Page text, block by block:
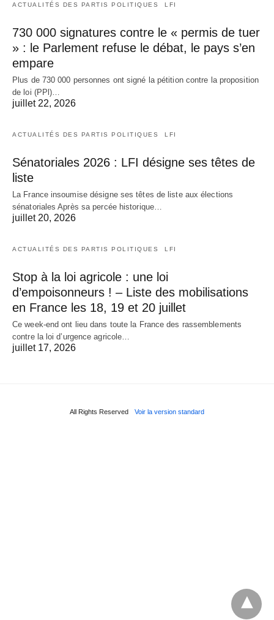
ACTUALITÉS DES PARTIS POLITIQUES LFI
730 000 signatures contre le « permis de tuer
» : le Parlement refuse le débat, le pays s’en
empare
Plus de 730 000 personnes ont signé la pétition contre la proposition
de loi (PPl)…
juillet 22, 2026
ACTUALITÉS DES PARTIS POLITIQUES LFI
Sénatoriales 2026 : LFI désigne ses têtes de
liste
La France insoumise désigne ses têtes de liste aux élections
sénatoriales Après sa percée historique…
juillet 20, 2026
ACTUALITÉS DES PARTIS POLITIQUES LFI
Stop à la loi agricole : une loi
d’empoisonneurs ! – Liste des mobilisations
en France les 18, 19 et 20 juillet
Ce week-end ont lieu dans toute la France des rassemblements
contre la loi d’urgence agricole…
juillet 17, 2026
All Rights Reserved Voir la version standard